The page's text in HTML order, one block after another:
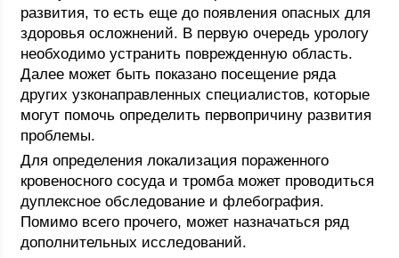
развития, то есть еще до появления опасных для
здоровья осложнений. В первую очередь урологу
необходимо устранить поврежденную область.
Далее может быть показано посещение ряда
других узконаправленных специалистов, которые
могут помочь определить первопричину развития
проблемы.
Для определения локализация пораженного
кровеносного сосуда и тромба может проводиться
дуплексное обследование и флебография.
Помимо всего прочего, может назначаться ряд
дополнительных исследований.